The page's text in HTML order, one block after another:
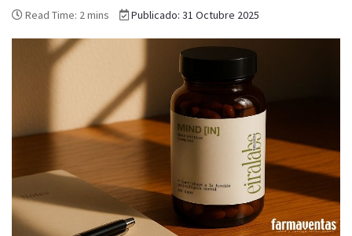
Read Time: 2 mins Publicado: 31 Octubre 2025